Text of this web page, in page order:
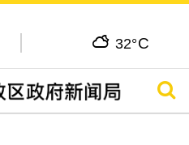
32°C
搜寻